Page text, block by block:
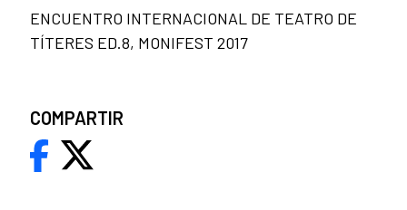
ENCUENTRO INTERNACIONAL DE TEATRO DE
TÍTERES ED.8, MONIFEST 2017
COMPARTIR